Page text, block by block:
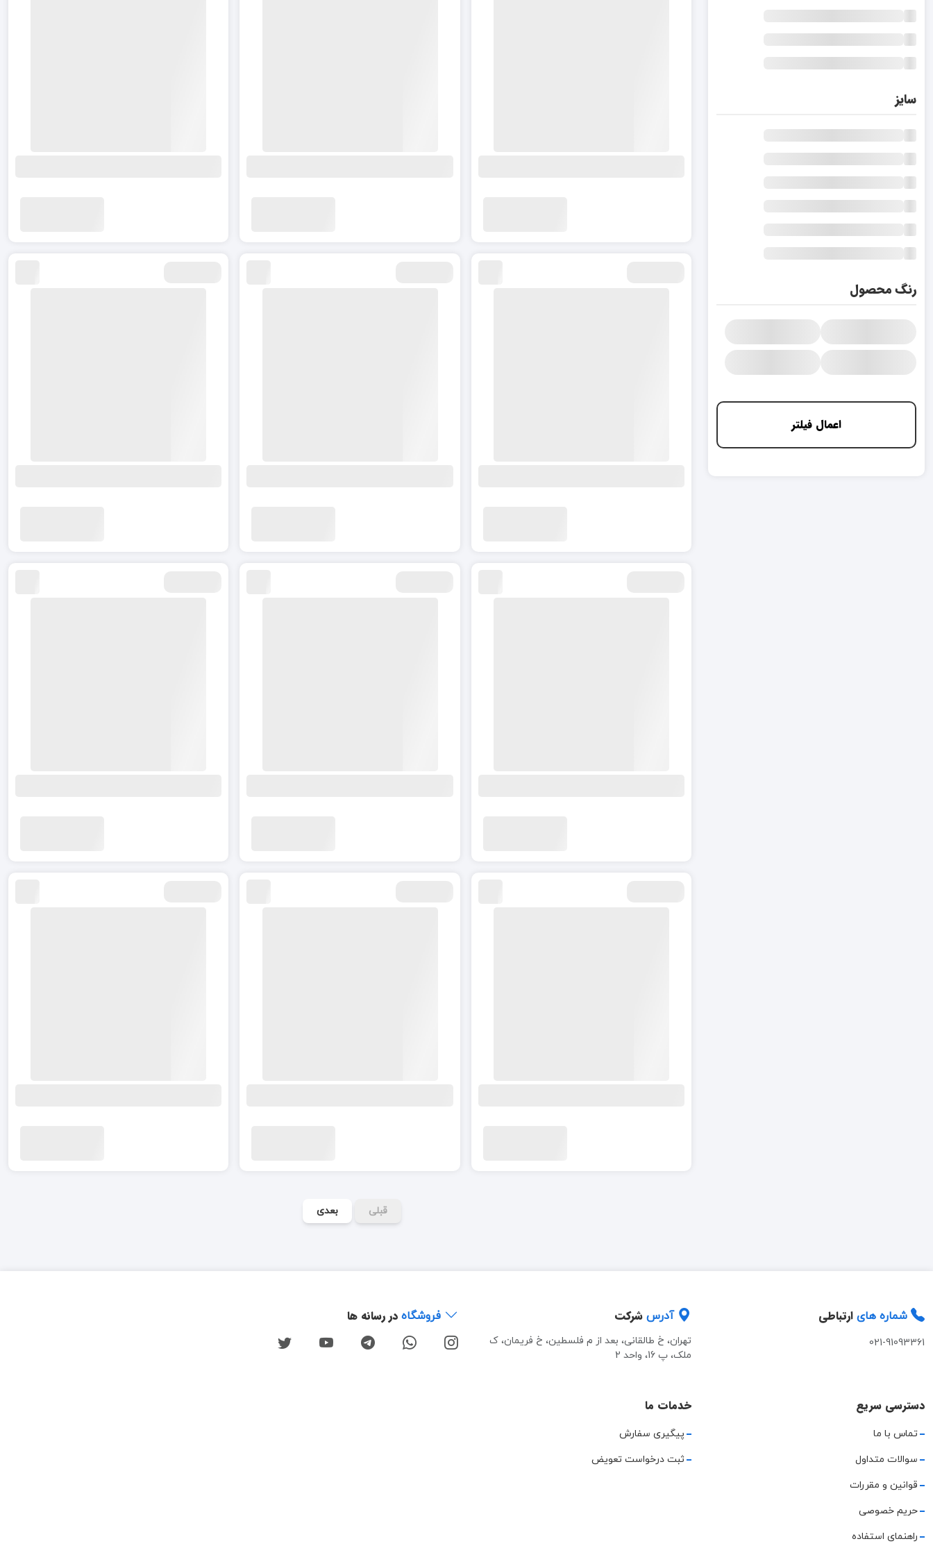
سایز
رنگ محصول
اعمال فیلتر
قبلی بعدی
شماره های ارتباطی
021-91093361
آدرس شرکت
تهران، خ طالقانی، بعد از م فلسطین، خ فریمان، ک
ملک، پ 16، واحد 2
فروشگاه در رسانه ها
دسترسی سریع
تماس با ما
سوالات متداول
قوانین و مقررات
حریم خصوصی
راهنمای استفاده
خدمات ما
پیگیری سفارش
ثبت درخواست تعویض